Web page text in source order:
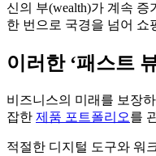
신의 부(wealth)가 계속
한 번으로 국경을 넘어 쇼
이러한 ‘패스트
비즈니스의 미래를 보장
잡한 제품 포트폴리오를
적절한 디지털 도구와 워